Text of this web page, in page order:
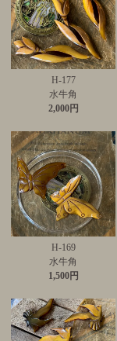
H-177
水牛角
2,000円
H-169
水牛角
1,500円